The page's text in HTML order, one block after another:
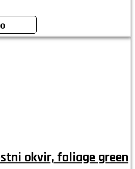
okvir, foliage green